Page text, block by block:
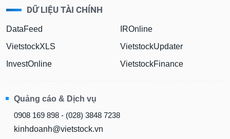
DỮ LIỆU TÀI CHÍNH
DataFeed
VietstockXLS
InvestOnline
IROnline
VietstockUpdater
VietstockFinance
Quảng cáo & Dịch vụ
0908 169 898 - (028) 3848 7238
kinhdoanh@vietstock.vn